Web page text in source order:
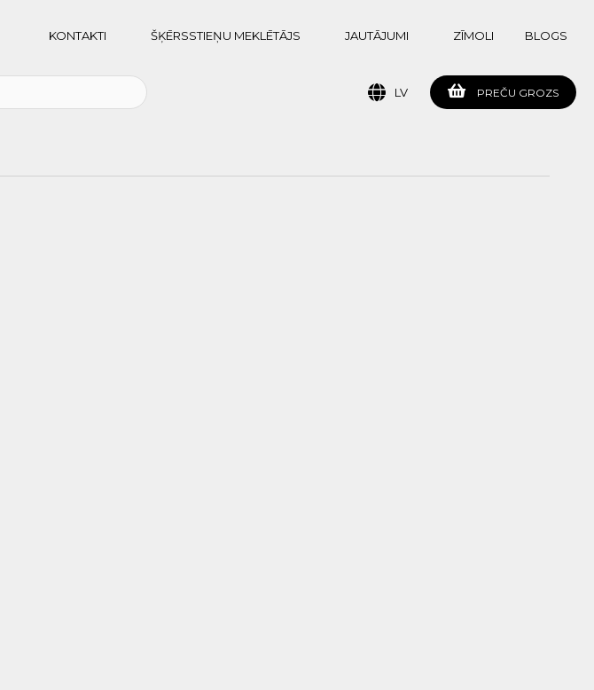
KONTAKTI ŠĶĒRSSTIEŅU MEKLĒTĀJS JAUTĀJUMI ZĪMOLI BLOGS
PREČU GROZS
LV